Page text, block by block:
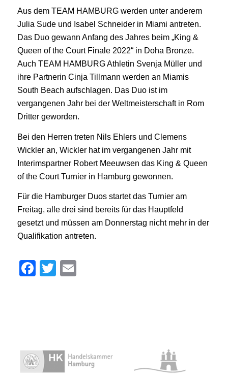
Aus dem TEAM HAMBURG werden unter anderem
Julia Sude und Isabel Schneider in Miami antreten.
Das Duo gewann Anfang des Jahres beim „King &
Queen of the Court Finale 2022“ in Doha Bronze.
Auch TEAM HAMBURG Athletin Svenja Müller und
ihre Partnerin Cinja Tillmann werden an Miamis
South Beach aufschlagen. Das Duo ist im
vergangenen Jahr bei der Weltmeisterschaft in Rom
Dritter geworden.
Bei den Herren treten Nils Ehlers und Clemens
Wickler an, Wickler hat im vergangenen Jahr mit
Interimspartner Robert Meeuwsen das King & Queen
of the Court Turnier in Hamburg gewonnen.
Für die Hamburger Duos startet das Turnier am
Freitag, alle drei sind bereits für das Hauptfeld
gesetzt und müssen am Donnerstag nicht mehr in der
Qualifikation antreten.
Facebook
Twitter